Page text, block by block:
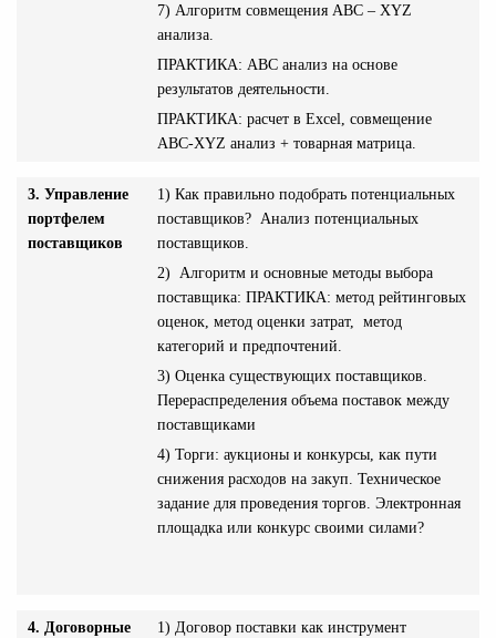
7) Алгоритм совмещения АВС – XYZ
анализа.
ПРАКТИКА: АВС анализ на основе
результатов деятельности.
ПРАКТИКА: расчет в Excel, совмещение
ABC-XYZ анализ + товарная матрица.
3. Управление
портфелем
поставщиков
1) Как правильно подобрать потенциальных
поставщиков? Анализ потенциальных
поставщиков.
2) Алгоритм и основные методы выбора
поставщика: ПРАКТИКА: метод рейтинговых
оценок, метод оценки затрат, метод
категорий и предпочтений.
3) Оценка существующих поставщиков.
Перераспределения объема поставок между
поставщиками
4) Торги: аукционы и конкурсы, как пути
снижения расходов на закуп. Техническое
задание для проведения торгов. Электронная
площадка или конкурс своими силами?
4. Договорные
1) Договор поставки как инструмент